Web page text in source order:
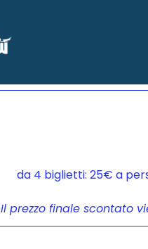
da 4 biglietti: 25€ a
Il prezzo finale scontato